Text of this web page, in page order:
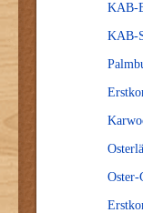
KAB-
KAB-
Oster-